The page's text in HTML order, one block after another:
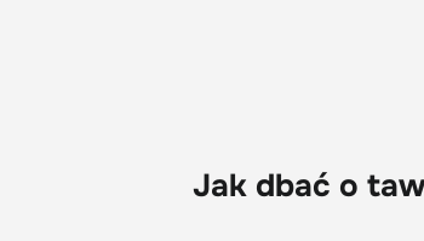
Jak dbać o